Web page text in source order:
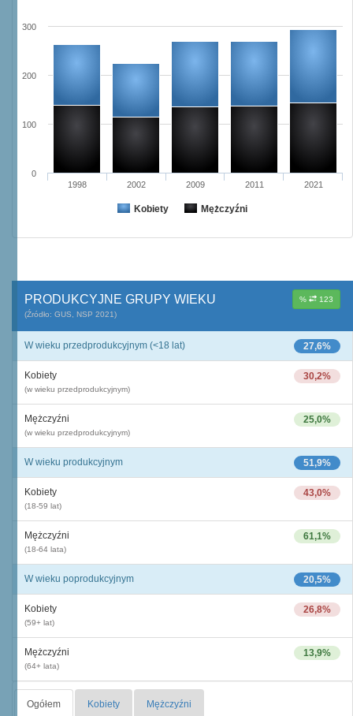
Kobiety Mężczyźni
1998 2002 2009 2011 2021
0
100
200
300
% 123
PRODUKCYJNE GRUPY WIEKU
(Źródło: GUS, NSP 2021)
27,6%
W wieku przedprodukcyjnym (<18 lat)
30,2%
Kobiety
(w wieku przedprodukcyjnym)
25,0%
Mężczyźni
(w wieku przedprodukcyjnym)
51,9%
W wieku produkcyjnym
43,0%
Kobiety
(18-59 lat)
61,1%
Mężczyźni
(18-64 lata)
20,5%
W wieku poprodukcyjnym
26,8%
Kobiety
(59+ lat)
13,9%
Mężczyźni
(64+ lata)
Ogółem Kobiety Mężczyźni